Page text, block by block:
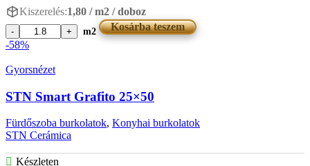
Kiszerelés:1,80 / m2 / doboz
STN
Lumiere
Brillo
mennyiség
m2
Kosárba teszem
-58%
Gyorsnézet
STN Smart Grafito 25×50
Fürdőszoba burkolatok, Konyhai burkolatok
STN Cerámica
Készleten